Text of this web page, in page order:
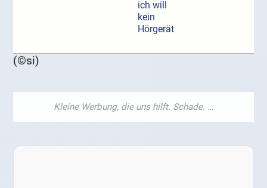
ich will
kein
Hörgerät
(©si)